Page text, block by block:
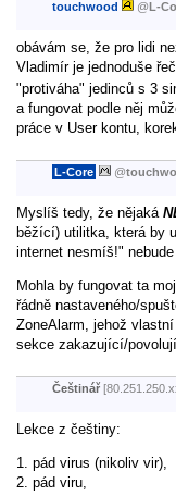
touchwood @L-
obávám se, že pro lidi
Vladimír je jednoduše
"protiváha" jedinců s 3
a fungovat podle něj
práce v User kontu,
L-Core @
Myslíš tedy, že nějaká
běžící) utilitka, která by
internet nesmíš!"
Mohla by fungovat ta
řádně nastaveného/
ZoneAlarm, jehož
sekce zakazující/
Češtinář
Lekce z češtiny:
1. pád virus (nikoliv vir),
2. pád viru,